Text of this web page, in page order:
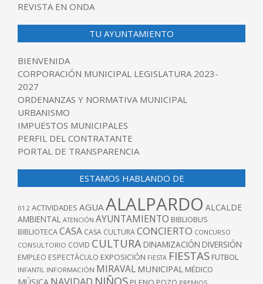
REVISTA EN ONDA
TU AYUNTAMIENTO
BIENVENIDA
CORPORACIÓN MUNICIPAL LEGISLATURA 2023-
2027
ORDENANZAS Y NORMATIVA MUNICIPAL
URBANISMO
IMPUESTOS MUNICIPALES
PERFIL DEL CONTRATANTE
PORTAL DE TRANSPARENCIA
ESTAMOS HABLANDO DE
012 ACTIVIDADES AGUAALALPARDO ALCALDE
AMBIENTAL ATENCIÓN AYUNTAMIENTO BIBLIOBUS
BIBLIOTECACASA CASA CULTURACONCIERTO CONCURSO
CONSULTORIO COVID CULTURA DINAMIZACIÓN DIVERSIÓN
EMPLEO ESPECTÁCULO EXPOSICIÓN FIESTA FIESTAS FUTBOL
INFANTIL INFORMACIÓN MIRAVAL MUNICIPAL MÉDICO
NIÑOS